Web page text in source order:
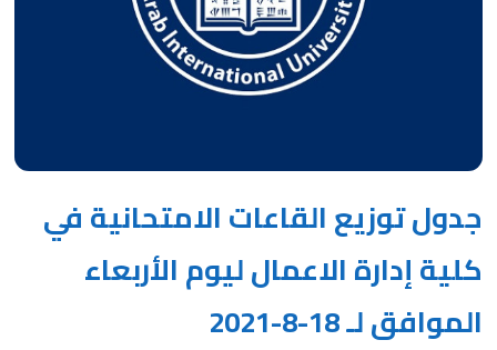
جدول توزيع القاعات الامتحانية في
كلية إدارة الاعمال ليوم الأربعاء
الموافق لـ 18-8-2021